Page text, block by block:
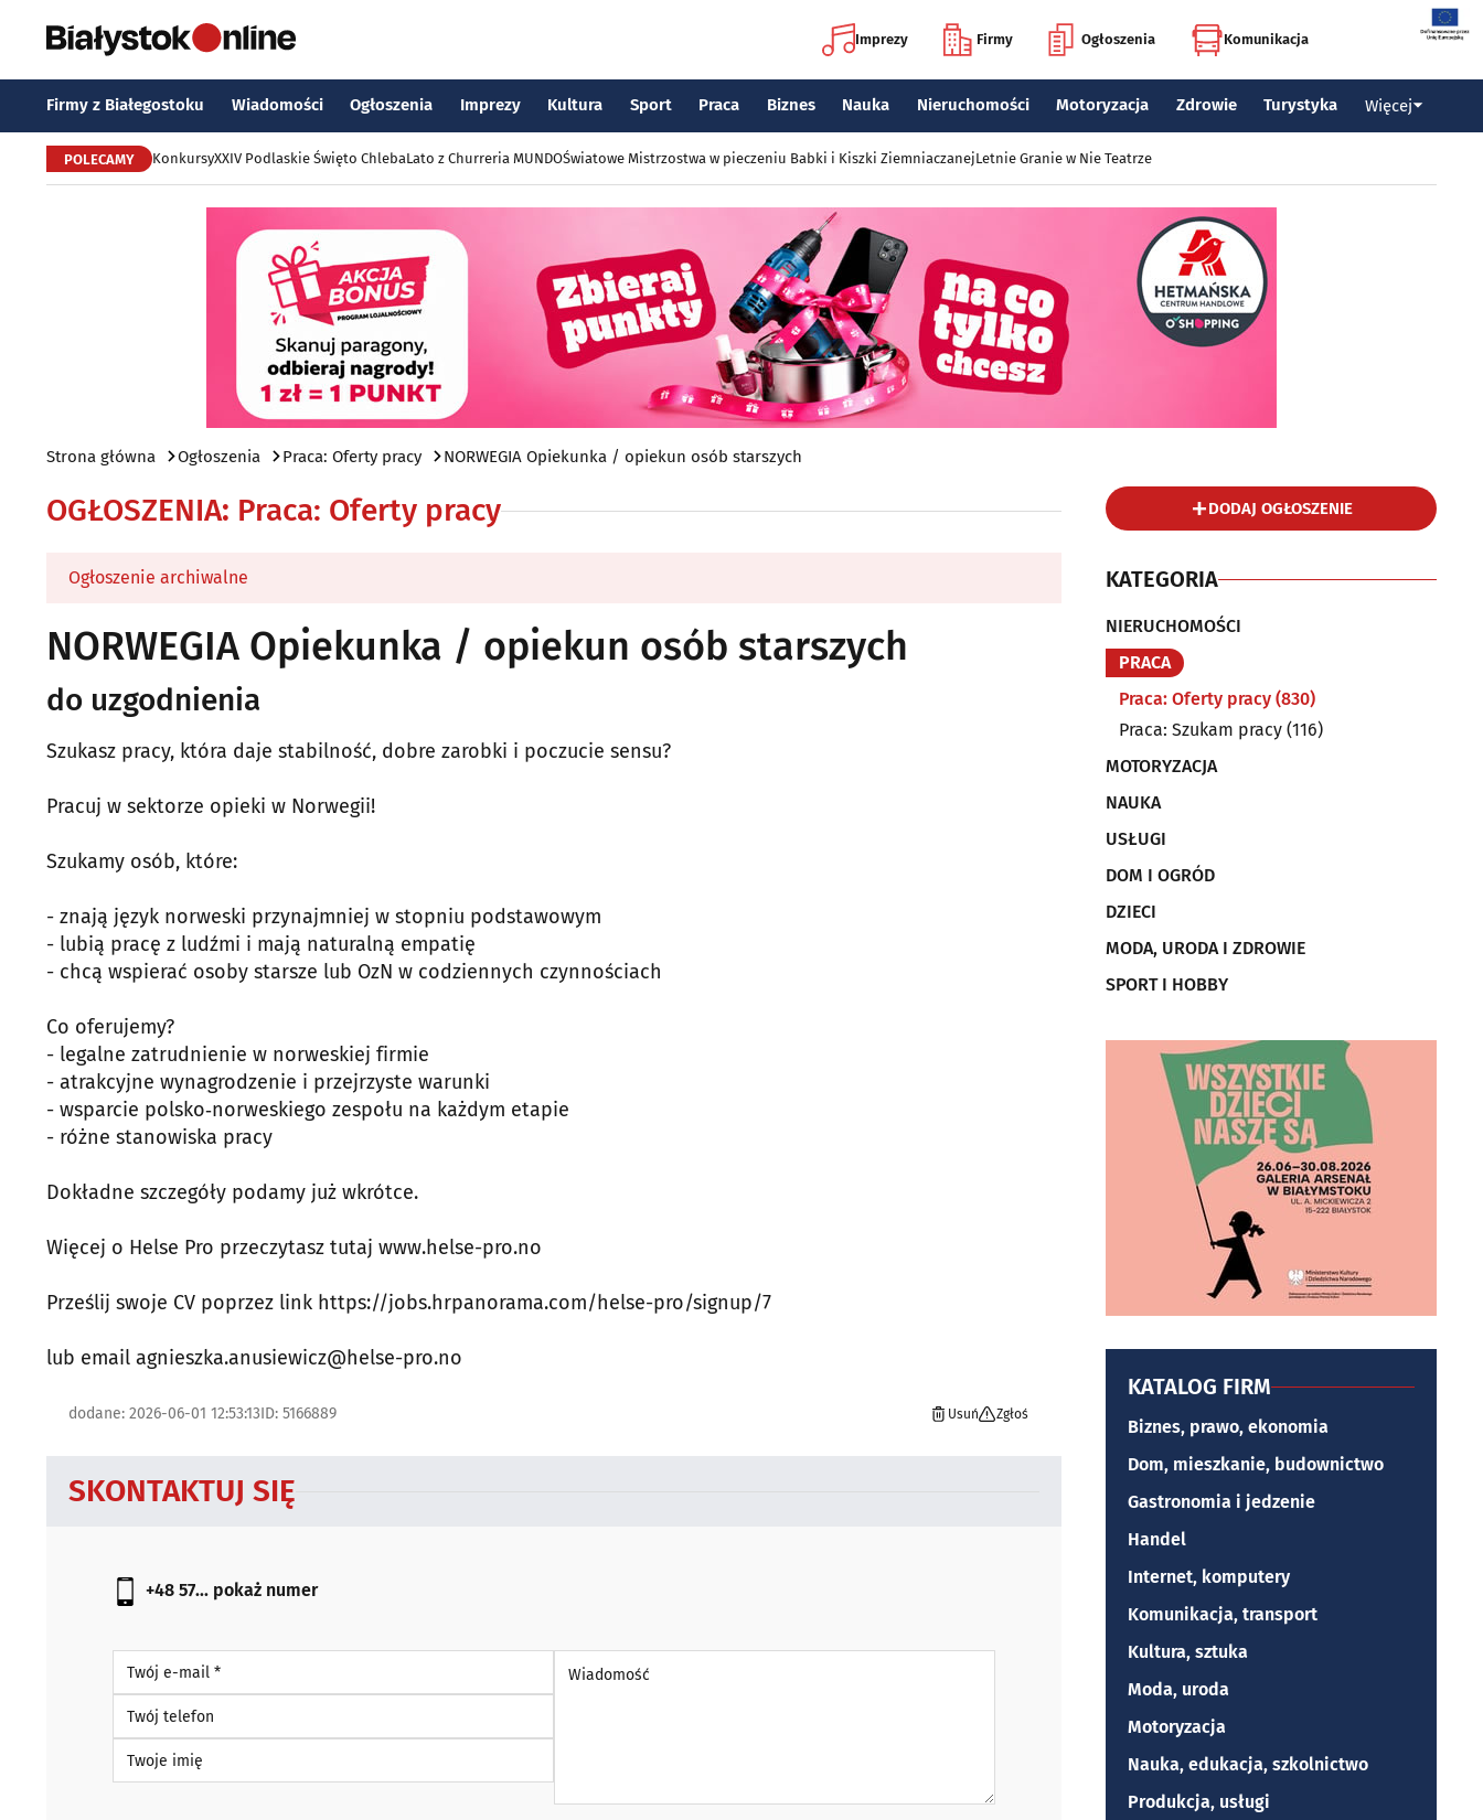
Imprezy Firmy Ogłoszenia Komunikacja
Firmy z Białegostoku Wiadomości Ogłoszenia Imprezy Kultura Sport Praca Biznes Nauka Nieruchomości Motoryzacja Zdrowie Turystyka Więcej
POLECAMY KonkursyXXIV Podlaskie Święto ChlebaLato z Churreria MUNDOŚwiatowe Mistrzostwa w pieczeniu Babki i Kiszki ZiemniaczanejLetnie Granie w Nie Teatrze
Strona główna Ogłoszenia Praca: Oferty pracy NORWEGIA Opiekunka / opiekun osób starszych
OGŁOSZENIA: Praca: Oferty pracy
Ogłoszenie archiwalne
NORWEGIA Opiekunka / opiekun osób starszych
do uzgodnienia
Szukasz pracy, która daje stabilność, dobre zarobki i poczucie sensu?
Pracuj w sektorze opieki w Norwegii!
Szukamy osób, które:
- znają język norweski przynajmniej w stopniu podstawowym
- lubią pracę z ludźmi i mają naturalną empatię
- chcą wspierać osoby starsze lub OzN w codziennych czynnościach
Co oferujemy?
- legalne zatrudnienie w norweskiej firmie
- atrakcyjne wynagrodzenie i przejrzyste warunki
- wsparcie polsko‑norweskiego zespołu na każdym etapie
- różne stanowiska pracy
Dokładne szczegóły podamy już wkrótce.
Więcej o Helse Pro przeczytasz tutaj www.helse-pro.no
Prześlij swoje CV poprzez link https://jobs.hrpanorama.com/helse-pro/signup/7
lub email agnieszka.anusiewicz@helse-pro.no
dodane: 2026-06-01 12:53:13ID: 5166889 Usuń Zgłoś
SKONTAKTUJ SIĘ
+48 57... pokaż numer
DODAJ OGŁOSZENIE
KATEGORIA
NIERUCHOMOŚCI
PRACA
Praca: Oferty pracy (830)
Praca: Szukam pracy (116)
MOTORYZACJA
NAUKA
USŁUGI
DOM I OGRÓD
DZIECI
MODA, URODA I ZDROWIE
SPORT I HOBBY
KATALOG FIRM
Biznes, prawo, ekonomia
Dom, mieszkanie, budownictwo
Gastronomia i jedzenie
Handel
Internet, komputery
Komunikacja, transport
Kultura, sztuka
Moda, uroda
Motoryzacja
Nauka, edukacja, szkolnictwo
Produkcja, usługi